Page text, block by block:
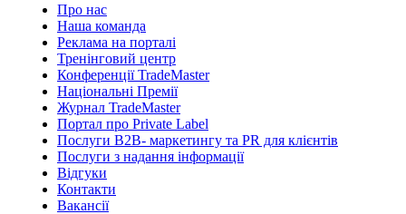
Про нас
Наша команда
Реклама на порталі
Тренінговий центр
Конференції TradeMaster
Національні Премії
Журнал TradeMaster
Портал про Private Label
Послуги В2В- маркетингу та PR для клієнтів
Послуги з надання інформації
Відгуки
Контакти
Вакансії